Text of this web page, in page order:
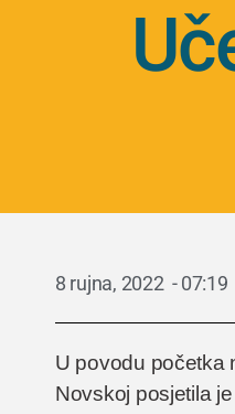
8 rujna, 2022 -07:19
U povodu početka
Novskoj posjetila